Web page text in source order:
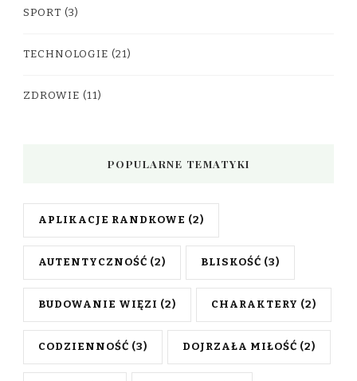
SPORT (3)
TECHNOLOGIE (21)
ZDROWIE (11)
POPULARNE TEMATYKI
APLIKACJE RANDKOWE (2)
AUTENTYCZNOŚĆ (2) BLISKOŚĆ (3)
BUDOWANIE WIĘZI (2) CHARAKTERY (2)
CODZIENNOŚĆ (3) DOJRZAŁA MIŁOŚĆ (2)